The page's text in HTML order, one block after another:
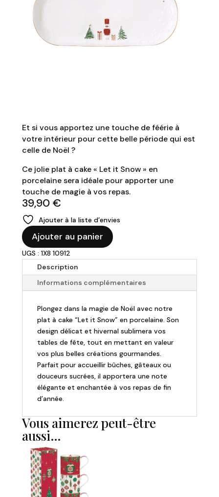
Et si vous apportez une touche de féérie à
votre intérieur pour cette belle période qui est
celle de Noël ?
Ce jolie plat à cake « Let it Snow » en
porcelaine sera idéale pour apporter une
touche de magie à vos repas.
39,90 €
Ajouter à la liste d’envies
quantité
de
Plat
cake
Snow"
Ajouter au panier
UGS : 1X8 10912
Description
Informations complémentaires
Plongez dans la magie de Noël avec notre
plat à cake “Let it Snow” en porcelaine. Son
design délicat et hivernal sublimera vos
tables de fête, tout en mettant en valeur
vos plus belles créations gourmandes.
Parfait pour accueillir bûches, gâteaux ou
douceurs sucrées, il apportera une note
élégante et enchantée à vos repas de fin
d’année.
Vous aimerez peut-être
aussi…